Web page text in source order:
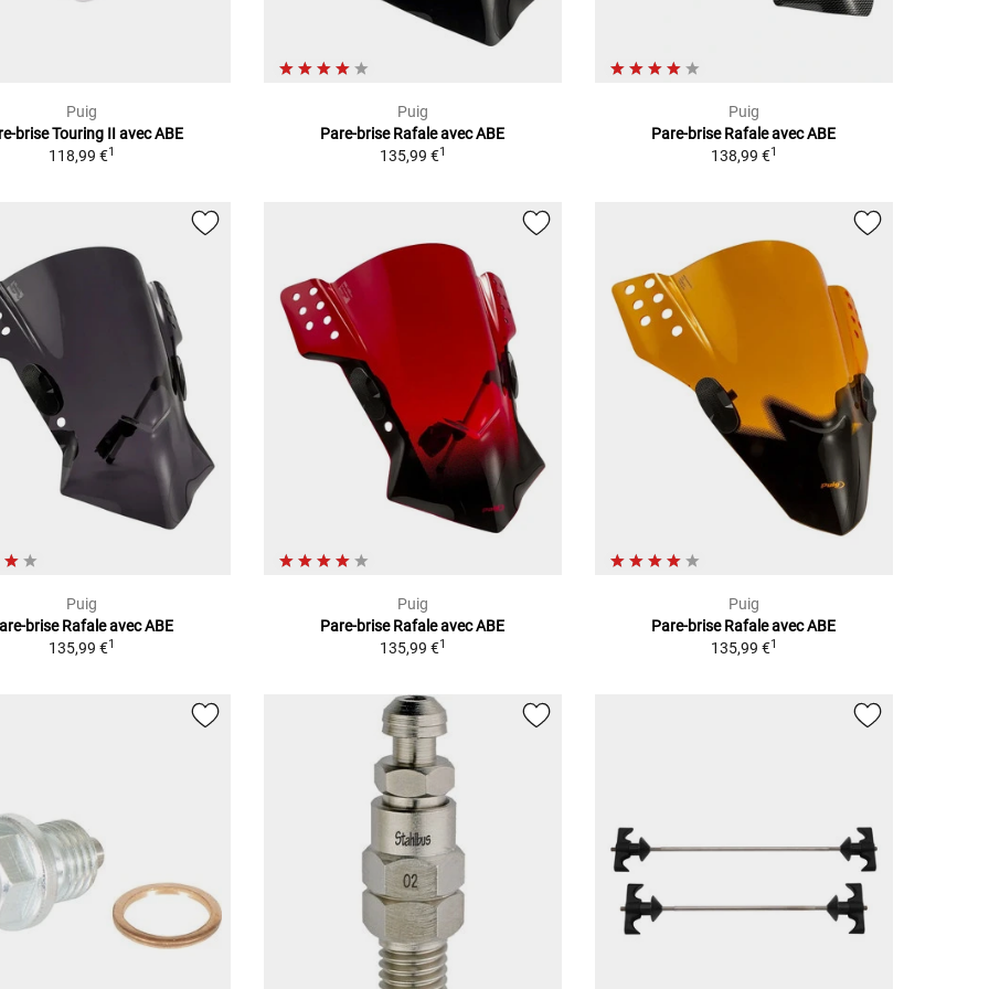
Puig
brise Touring II avec ABE
118,99 €1
Puig
Pare-brise Rafale avec ABE
135,99 €1
Puig
Pare-brise Rafale avec ABE
138,99 €1
Puig
brise Rafale avec ABE
135,99 €1
Puig
Pare-brise Rafale avec ABE
135,99 €1
Puig
Pare-brise Rafale avec ABE
135,99 €1